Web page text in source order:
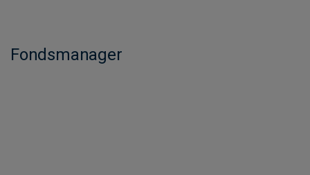
Fondsmanager​​​​​​​​​​​​​​​​​​​​